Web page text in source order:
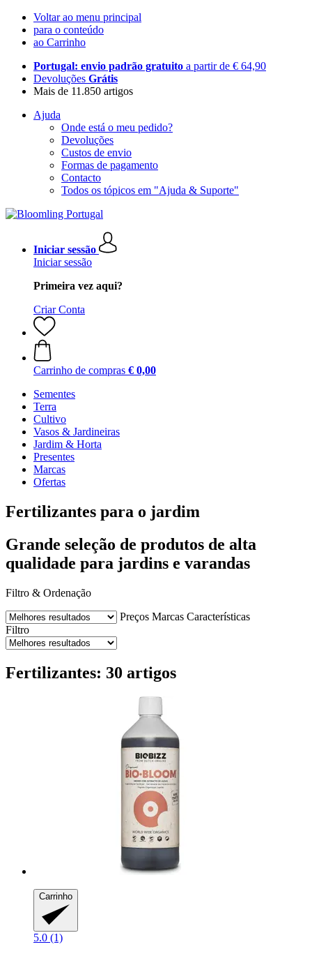
Voltar ao menu principal
para o conteúdo
ao Carrinho
Portugal: envio padrão gratuito a partir de € 64,90
Devoluções Grátis
Mais de 11.850 artigos
Ajuda
Onde está o meu pedido?
Devoluções
Custos de envio
Formas de pagamento
Contacto
Todos os tópicos em "Ajuda & Suporte"
Iniciar sessão
Iniciar sessão
Primeira vez aqui?
Criar Conta
Carrinho de compras € 0,00
Sementes
Terra
Cultivo
Vasos & Jardineiras
Jardim & Horta
Presentes
Marcas
Ofertas
Fertilizantes para o jardim
Grande seleção de produtos de alta
qualidade para jardins e varandas
Filtro & Ordenação
Preços Marcas Características
Filtro
Fertilizantes: 30 artigos
Carrinho
5.0 (1)